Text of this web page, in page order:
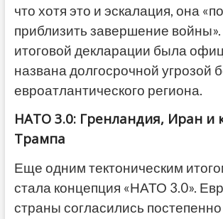
что хотя это и эскалация, она
приблизить завершение
итоговой декларации была
названа долгосрочной угрозой
евроатлантического региона.
НАТО 3.0: Гренландия, Иран и
Трампа
Еще одним тектоническим
стала концепция «НАТО 3.0».
страны согласились постепенно